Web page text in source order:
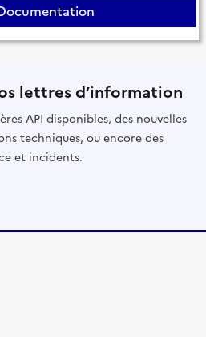
lettres d’information
API disponibles, des nouvelles
techniques, ou encore des
et incidents.